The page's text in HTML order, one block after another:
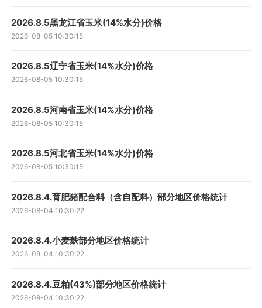
2026.8.5黑龙江省玉米(14%水分)价格
2026-08-05 10:30:15
2026.8.5辽宁省玉米(14%水分)价格
2026-08-05 10:30:15
2026.8.5河南省玉米(14%水分)价格
2026-08-05 10:30:15
2026.8.5河北省玉米(14%水分)价格
2026-08-05 10:30:15
2026.8.4.育肥猪配合料（含自配料）部分地区价格统计
2026-08-04 10:30:22
2026.8.4.小麦麸部分地区价格统计
2026-08-04 10:30:22
2026.8.4.豆粕(43%)部分地区价格统计
2026-08-04 10:30:22